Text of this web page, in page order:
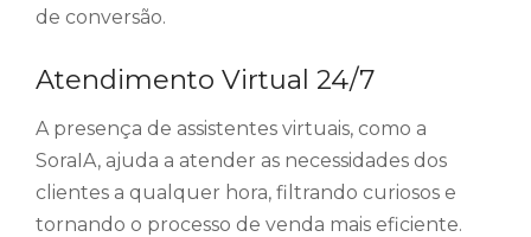
de conversão.
Atendimento Virtual 24/7
A presença de assistentes virtuais, como a
SoraIA, ajuda a atender as necessidades dos
clientes a qualquer hora, filtrando curiosos e
tornando o processo de venda mais eficiente.